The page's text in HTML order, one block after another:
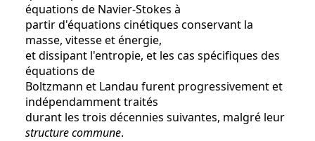
équations de Navier-Stokes à
partir d'équations cinétiques conservant la
masse, vitesse et énergie,
et dissipant l'entropie, et les cas spécifiques des
équations de
Boltzmann et Landau furent progressivement et
indépendamment traités
durant les trois décennies suivantes, malgré leur
structure commune.